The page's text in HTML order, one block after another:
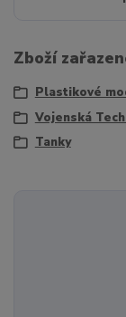
Zboží
Plastikové
Vojenská
Tanky